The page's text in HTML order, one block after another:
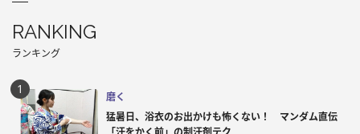
RANKING
ランキング
磨く
猛暑日、浴衣のお出かけも怖くない！ マンダム直伝